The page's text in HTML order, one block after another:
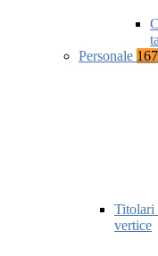
Personale 167
Titolari
vertice